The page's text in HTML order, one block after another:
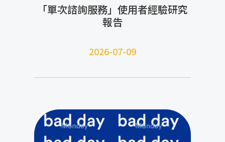
「單次諮詢服務」使用者經驗研究
報告
2026-07-09